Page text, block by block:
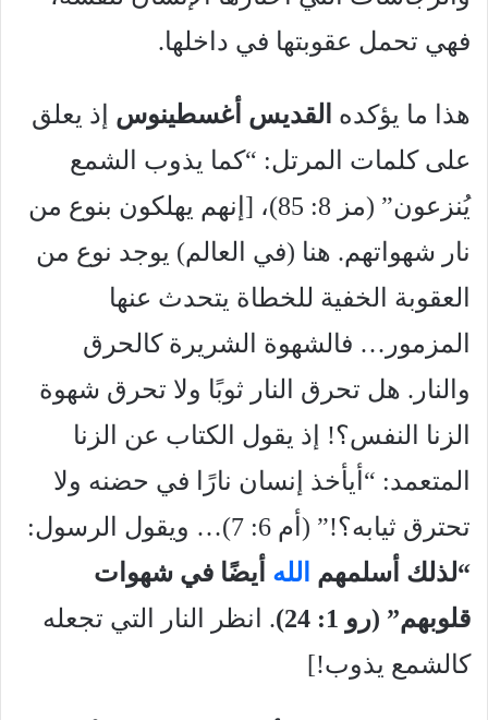
فهي تحمل عقوبتها في داخلها.
هذا ما يؤكده القديس أغسطينوس إذ يعلق
على كلمات المرتل: “كما يذوب الشمع
يُنزعون” (مز 8: 85)، [إنهم يهلكون بنوع من
نار شهواتهم. هنا (في العالم) يوجد نوع من
العقوبة الخفية للخطاة يتحدث عنها
المزمور… فالشهوة الشريرة كالحرق
والنار. هل تحرق النار ثوبًا ولا تحرق شهوة
الزنا النفس؟! إذ يقول الكتاب عن الزنا
المتعمد: “أيأخذ إنسان نارًا في حضنه ولا
تحترق ثيابه؟!” (أم 6: 7)… ويقول الرسول:
“لذلك أسلمهم
الله أيضًا في شهوات
قلوبهم” (رو
. انظر النار التي تجعله
كالشمع يذوب!]